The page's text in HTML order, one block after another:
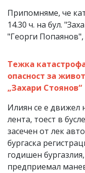
Припомняме, че
14.30 ч. на бул.
"Георги
Тежка
опасност за
„Захари Стоянов“
Илиян се е движел
лента, тоест в
засечен от лек
бургаска
годишен
предприемал